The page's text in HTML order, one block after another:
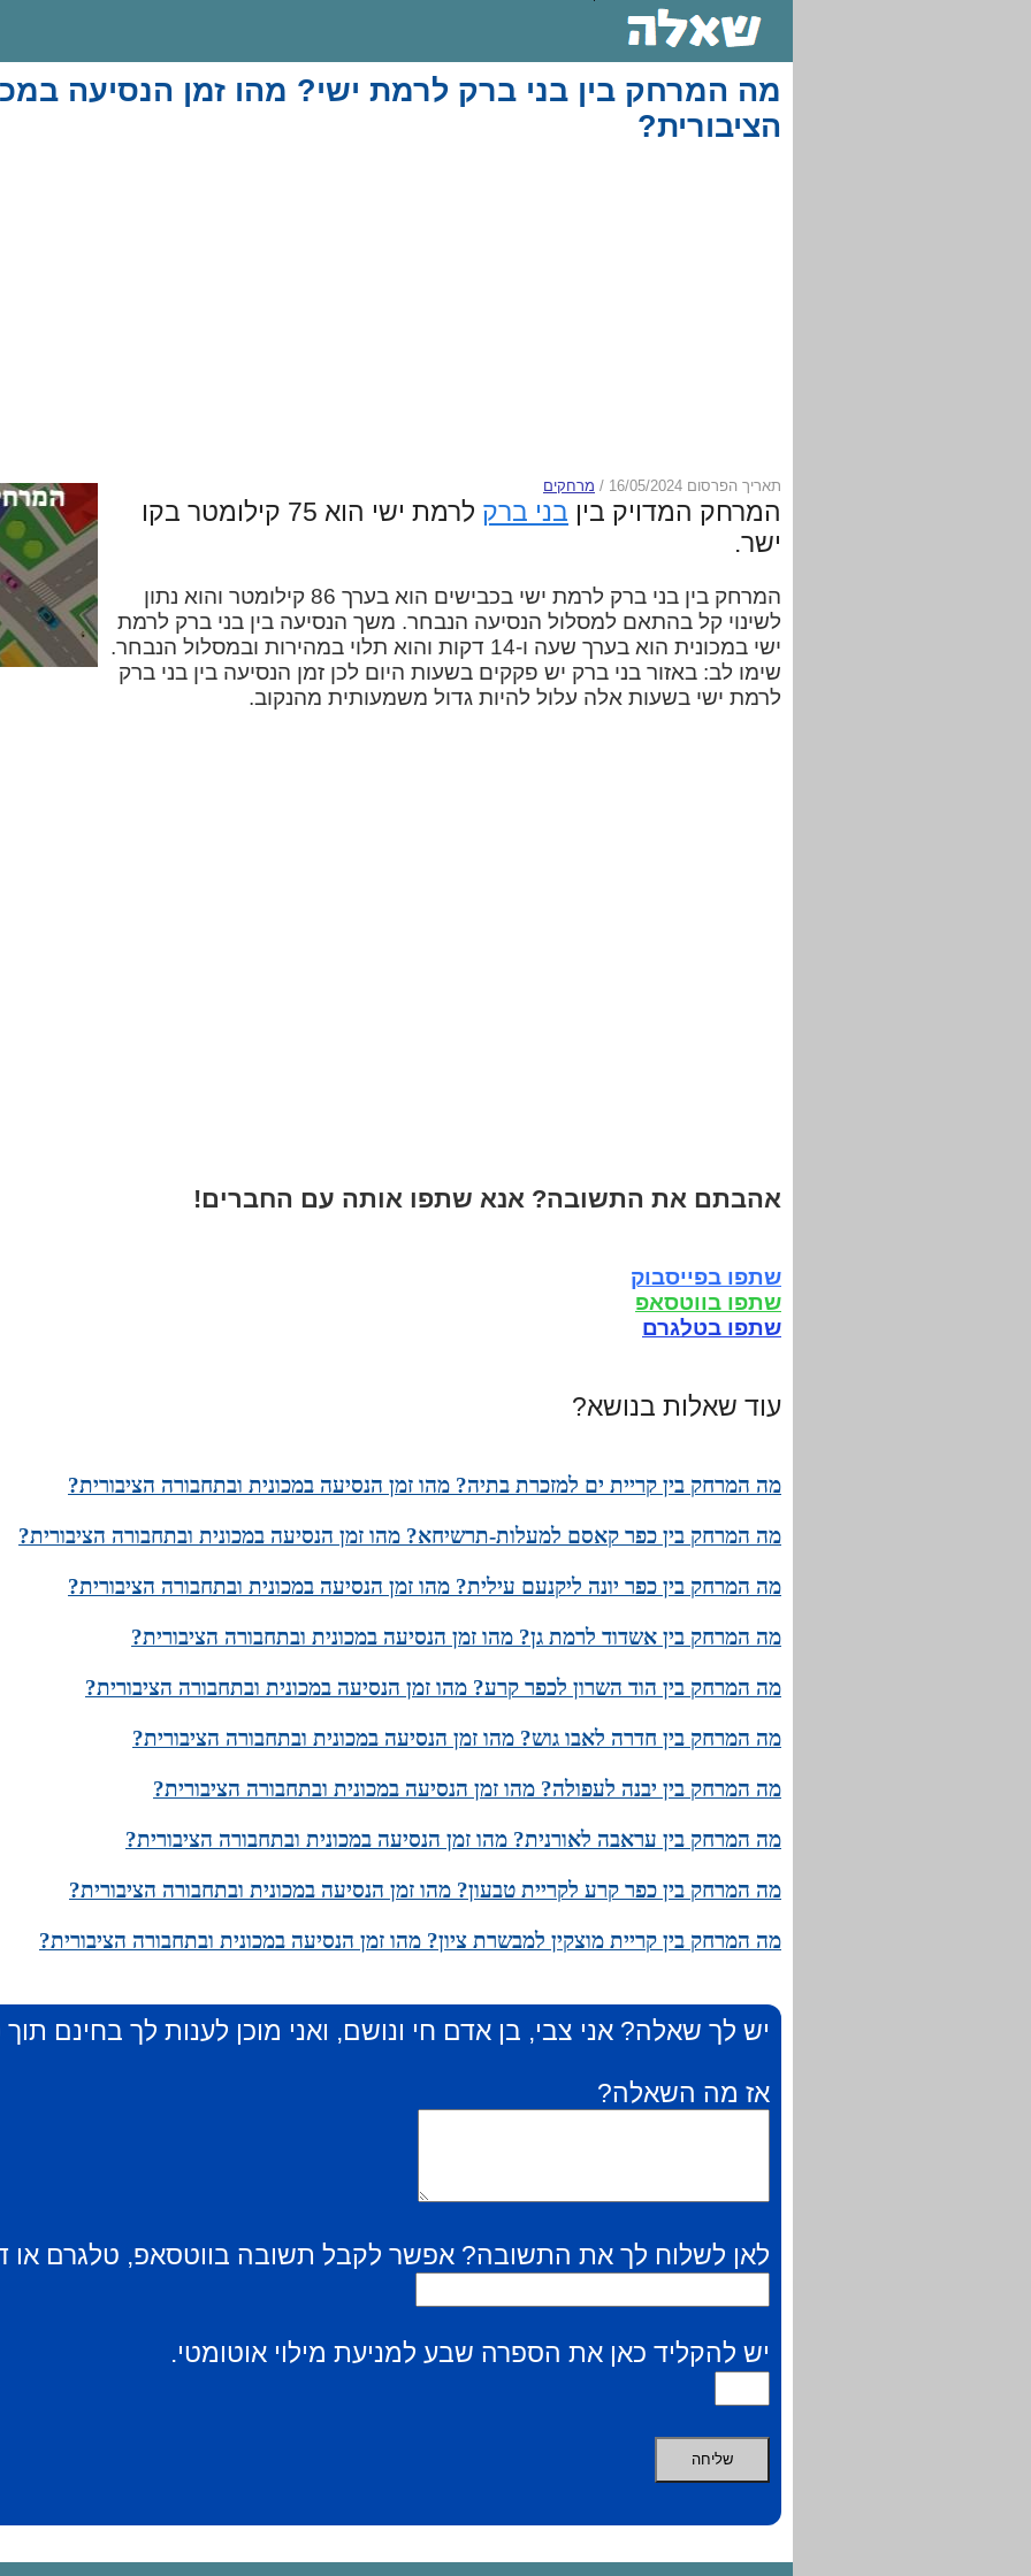
מה המרחק בין בני ברק לרמת ישי? מהו זמן הנסיעה
הציבורית?
תאריך הפרסום 16/05/2024 / מרחקים
המרחק המדויק בין בני ברק
לרמת ישי הוא 75 קילומטר בקו
ישר.
המרחק בין בני ברק לרמת ישי בכבישים הוא בערך 86 קילומטר והוא נתון
לשינוי קל בהתאם למסלול הנסיעה הנבחר. משך הנסיעה בין בני ברק לרמת
ישי במכונית הוא בערך שעה ו-14 דקות והוא תלוי במהירות ובמסלול הנבחר.
שימו לב: באזור בני ברק יש פקקים בשעות היום לכן זמן הנסיעה בין בני ברק
לרמת ישי בשעות אלה עלול להיות גדול משמעותית מהנקוב.
אהבתם את התשובה? אנא שתפו אותה עם החברים!
שתפו בפייסבוק
שתפו בווטסאפ
שתפו בטלגרם
עוד שאלות בנושא?
מה המרחק בין קריית ים למזכרת בתיה? מהו זמן הנסיעה במכונית ובתחבורה הציבורית?
מה המרחק בין כפר קאסם למעלות-תרשיחא? מהו זמן הנסיעה במכונית ובתחבורה הציבורית?
מה המרחק בין כפר יונה ליקנעם עילית? מהו זמן הנסיעה במכונית ובתחבורה הציבורית?
מה המרחק בין אשדוד לרמת גן? מהו זמן הנסיעה במכונית ובתחבורה הציבורית?
מה המרחק בין הוד השרון לכפר קרע? מהו זמן הנסיעה במכונית ובתחבורה הציבורית?
מה המרחק בין חדרה לאבו גוש? מהו זמן הנסיעה במכונית ובתחבורה הציבורית?
מה המרחק בין יבנה לעפולה? מהו זמן הנסיעה במכונית ובתחבורה הציבורית?
מה המרחק בין עראבה לאורנית? מהו זמן הנסיעה במכונית ובתחבורה הציבורית?
מה המרחק בין כפר קרע לקריית טבעון? מהו זמן הנסיעה במכונית ובתחבורה הציבורית?
מה המרחק בין קריית מוצקין למבשרת ציון? מהו זמן הנסיעה במכונית ובתחבורה הציבורית?
יש לך שאלה? אני צבי, בן אדם חי ונושם, ואני מוכן לענות לך בחינם
אז מה השאלה?
לאן לשלוח לך את התשובה? אפשר לקבל תשובה בווטסאפ, טלגרם או
יש להקליד כאן את הספרה שבע למניעת מילוי אוטומטי.